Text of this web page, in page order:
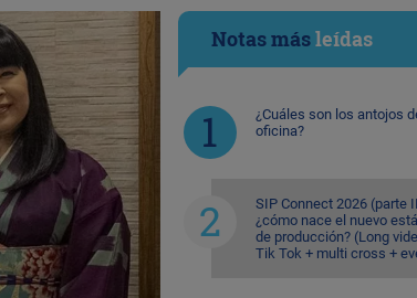
Notas másleídas
¿Cuáles son los antojos
oficina?
SIP Connect 2026 (parte
¿cómo nace el nuevo
de producción? (Long
Tik Tok + multi cross +